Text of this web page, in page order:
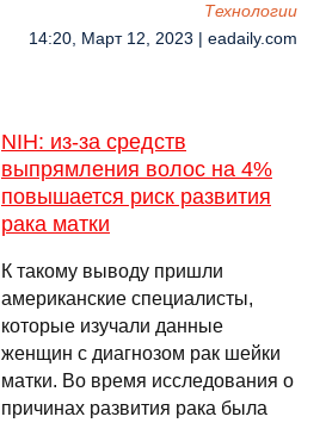
Технологии
14:20, Март 12, 2023 | eadaily.com
NIH: из-за средств
выпрямления волос на 4%
повышается риск развития
рака матки
К такому выводу пришли
американские специалисты,
которые изучали данные
женщин с диагнозом рак шейки
матки. Во время исследования о
причинах развития рака была